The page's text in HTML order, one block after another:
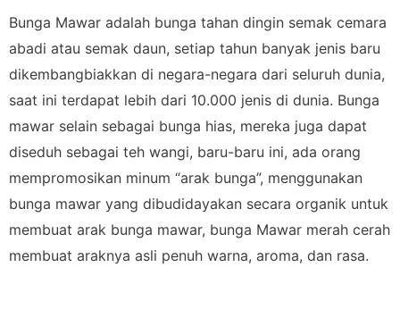
Bunga Mawar adalah bunga tahan dingin semak cemara
abadi atau semak daun, setiap tahun banyak jenis baru
dikembangbiakkan di negara-negara dari seluruh dunia,
saat ini terdapat lebih dari 10.000 jenis di dunia. Bunga
mawar selain sebagai bunga hias, mereka juga dapat
diseduh sebagai teh wangi, baru-baru ini, ada orang
mempromosikan minum “arak bunga”, menggunakan
bunga mawar yang dibudidayakan secara organik untuk
membuat arak bunga mawar, bunga Mawar merah cerah
membuat araknya asli penuh warna, aroma, dan rasa.